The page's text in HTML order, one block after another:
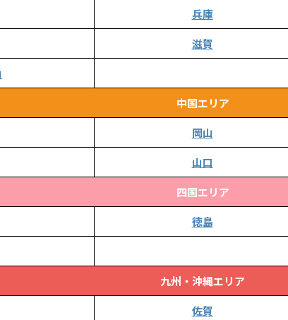
兵庫
滋賀
中国エリア
岡山
山口
四国エリア
徳島
九州・沖縄エリア
佐賀